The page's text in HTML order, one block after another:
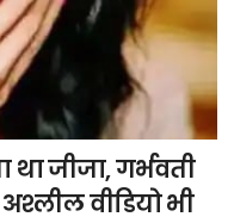
जीजा, गर्भवती
वीडियो भी